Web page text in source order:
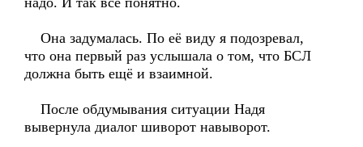
Она задумалась. По её виду я подозревал,
что она первый раз услышала о том, что БСЛ
должна быть ещё и взаимной.
После обдумывания ситуации Надя
вывернула диалог шиворот навыворот.